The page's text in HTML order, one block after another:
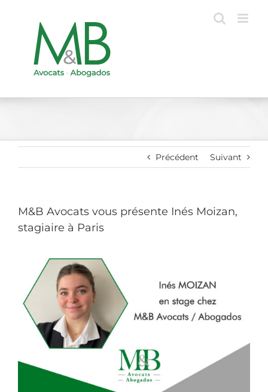
Précédent Suivant
M&B Avocats vous présente Inés Moizan,
stagiaire à Paris